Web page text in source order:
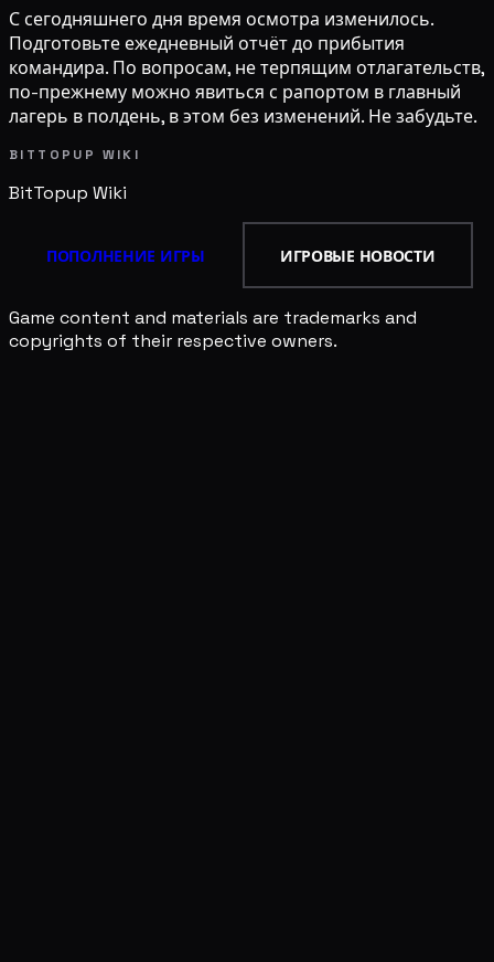
С сегодняшнего дня время осмотра изменилось.
Подготовьте ежедневный отчёт до прибытия
командира. По вопросам, не терпящим отлагательств,
по-прежнему можно явиться с рапортом в главный
лагерь в полдень, в этом без изменений. Не забудьте.
BITTOPUP WIKI
BitTopup Wiki
ПОПОЛНЕНИЕ ИГРЫ ИГРОВЫЕ НОВОСТИ
Game content and materials are trademarks and
copyrights of their respective owners.